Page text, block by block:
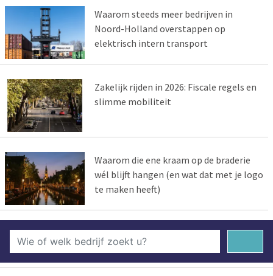
Waarom steeds meer bedrijven in
Noord-Holland overstappen op
elektrisch intern transport
Zakelijk rijden in 2026: Fiscale regels en
slimme mobiliteit
Waarom die ene kraam op de braderie
wél blijft hangen (en wat dat met je logo
te maken heeft)